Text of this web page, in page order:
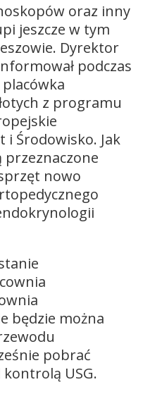
oraz inny
jeszcze w tym
Dyrektor
podczas
z programu
Środowisko. Jak
przeznaczone
nowo
będzie można
pobrać
USG.